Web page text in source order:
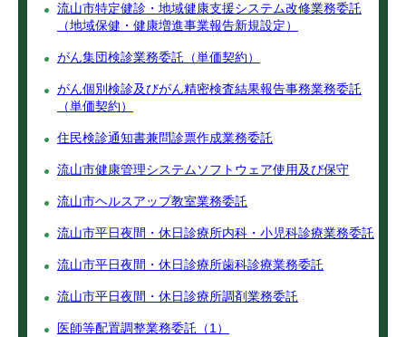
流山市特定健診・地域健康支援システム改修業務委託
（地域保健・健康増進事業報告新規設定）
がん集団検診業務委託（単価契約）
がん個別検診及びがん精密検査結果報告事務業務委託
（単価契約）
住民検診通知書兼問診票作成業務委託
流山市健康管理システムソフトウェア使用及び保守
流山市ヘルスアップ教室業務委託
流山市平日夜間・休日診療所内科・小児科診療業務委託
流山市平日夜間・休日診療所歯科診療業務委託
流山市平日夜間・休日診療所調剤業務委託
医師等配置調整業務委託（1）